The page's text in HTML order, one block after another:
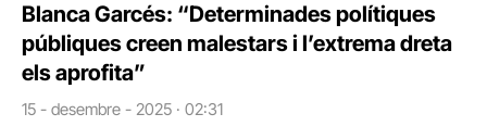
Blanca Garcés: “Determinades polítiques
públiques creen malestars i l’extrema dreta
els aprofita”
15 - desembre - 2025 · 02:31